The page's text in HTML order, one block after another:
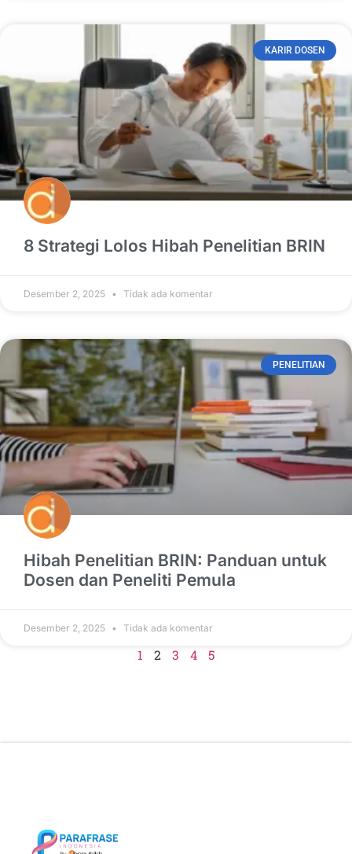
KARIR DOSEN
8 Strategi Lolos Hibah Penelitian BRIN
Desember 2, 2025 Tidak ada komentar
PENELITIAN
Hibah Penelitian BRIN: Panduan untuk
Dosen dan Peneliti Pemula
Desember 2, 2025 Tidak ada komentar
1 2 3 4 5